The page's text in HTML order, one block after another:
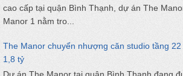
cao cấp tại quận Bình Thạnh, dự án The
Manor 1 nằm tro...
The Manor chuyển nhượng căn studio tầng
1,8 tỷ